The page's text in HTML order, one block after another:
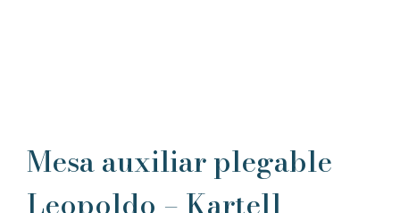
Mesa auxiliar plegable
Leopoldo – Kartell